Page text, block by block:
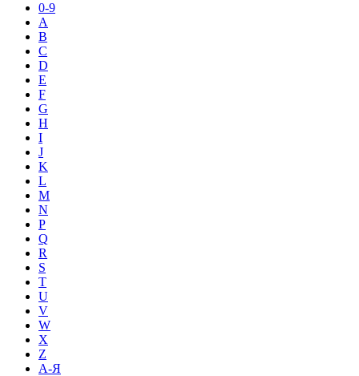
0-9
A
B
C
D
E
F
G
H
I
J
K
L
M
N
P
Q
R
S
T
U
V
W
X
Z
А-Я